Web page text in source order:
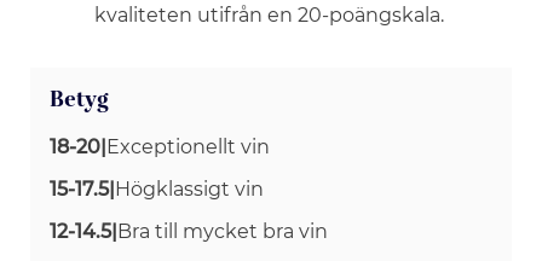
kvaliteten utifrån en 20-poängskala.
Betyg
18-20 Exceptionellt vin
15-17.5| Högklassigt vin
12-14.5| Bra till mycket bra vin